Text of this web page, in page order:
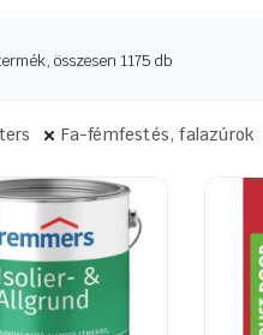
összesen 1175 dbSorted
Fa-fémfestés, falazúrok